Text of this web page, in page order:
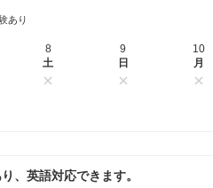
あり
8
土
9
日
10
月
、英語対応できます。